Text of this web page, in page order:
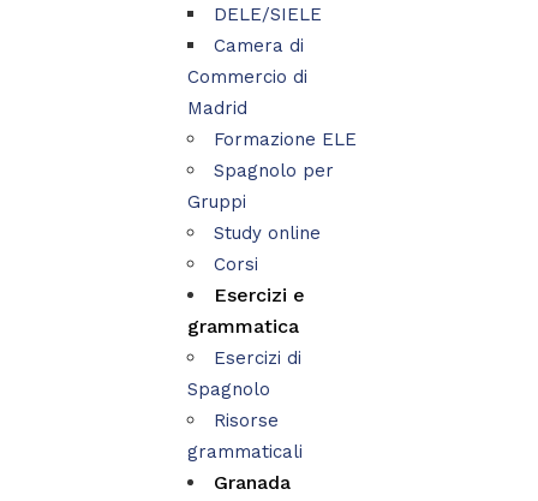
DELE/SIELE
Camera di
Commercio di
Madrid
Formazione ELE
Spagnolo per
Gruppi
Study online
Corsi
Esercizi e
grammatica
Esercizi di
Spagnolo
Risorse
grammaticali
Granada